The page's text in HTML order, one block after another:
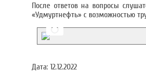
После ответов на вопросы
«Удмуртнефть» с возможностью
Дата: 12.12.2022